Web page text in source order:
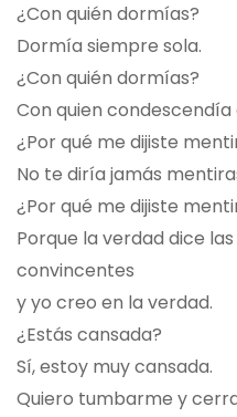
¿Con quién dormías?
Dormía siempre sola.
¿Con quién dormías?
Con quien
¿Por qué me dijiste
No te diría jamás
¿Por qué me dijiste
Porque la verdad dice
convincentes
y yo creo en la verdad.
¿Estás cansada?
Sí, estoy muy cansada.
Quiero tumbarme y